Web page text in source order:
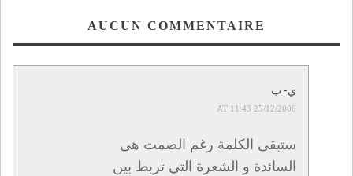
AUCUN COMMENTAIRE
ي- ب
25/12/2006 AT 11:43
ستبقى الكلمة رغم الصمت هي
السائدة و الشعرة التي تربط بين